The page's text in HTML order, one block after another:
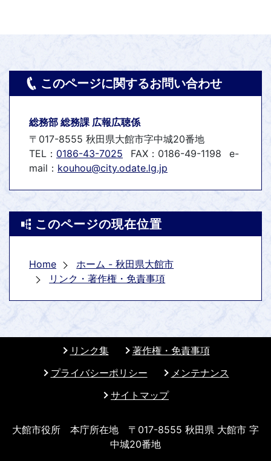
このページに関するお問い合わせ
総務部 総務課 広報広聴係
〒017-8555 秋田県大館市字中城20番地
TEL： 0186-43-7025 FAX：0186-49-1198
e-
mail： kouhou@city.odate.lg.jp
このページの現在位置
Home
ホーム - 秋田県大館市
リンク・著作権・免責事項
リンク集
著作権・免責事項
プライバシーポリシー
メンテナンス
サイトマップ
大館市役所 本庁所在地 〒017-8555 秋田県 大館市 字
中城20番地